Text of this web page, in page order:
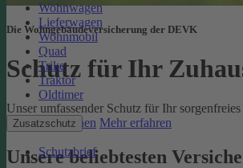
Wohnwagen
Lieferwagen
Wohnmobil
Quad
Trike
Traktor
Oldtimer
Zusatzschutz
Schutzbrief
Die Wohngebäudeversicherung der DEVK
Schutz für Ihr
Unser umfassender Schutz für Ihr
Online berechnen Mehr erfahren
Unsere beliebtesten